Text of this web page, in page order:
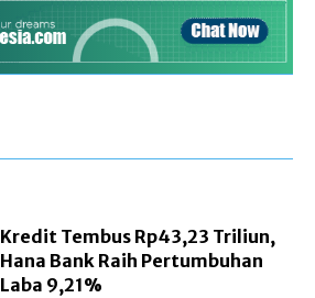
Kredit Tembus Rp43,23 Triliun,
Hana Bank Raih Pertumbuhan
Laba 9,21%